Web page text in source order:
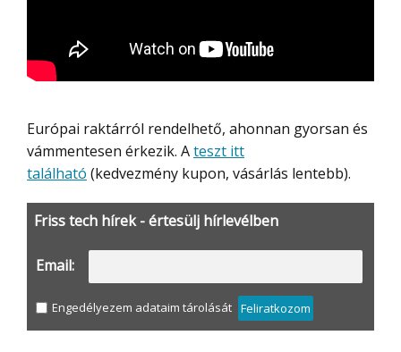
Európai raktárról rendelhető, ahonnan gyorsan és
vámmentesen érkezik. Ateszt itt
található (kedvezmény kupon, vásárlás lentebb).
Friss tech hírek - értesülj hírlevélben
Email:
Engedélyezem adataim tárolását Feliratkozom